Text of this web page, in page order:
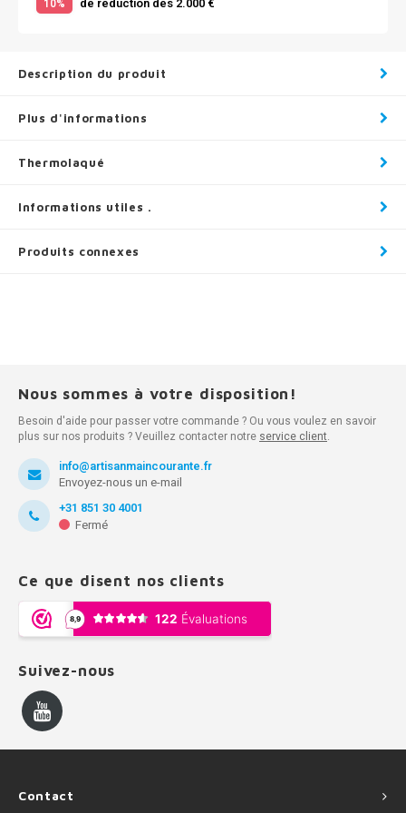
10%
Description du produit
Plus d'informations
Thermolaqué
Informations utiles .
Produits connexes
Nous sommes à votre disposition!
Besoin d'aide pour passer votre commande ? Ou vous voulez en savoir
plus sur nos produits ? Veuillez contacter notre service client.
info@artisanmaincourante.fr
Envoyez-nous un e-mail
+31 851 30 4001
Fermé
Ce que disent nos clients
Suivez-nous
Contact